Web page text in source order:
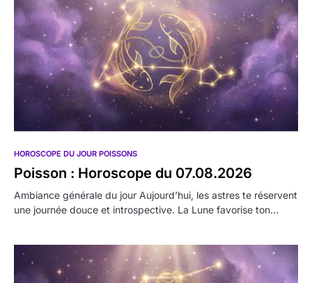
HOROSCOPE DU JOUR POISSONS
Poisson : Horoscope du 07.08.2026
Ambiance générale du jour Aujourd’hui, les astres te réservent
une journée douce et introspective. La Lune favorise ton…